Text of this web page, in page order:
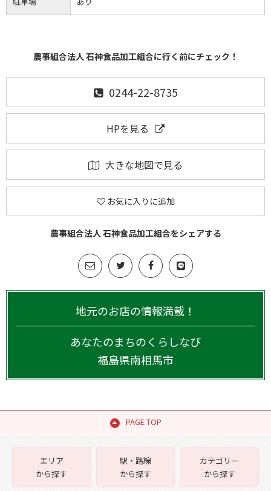
農事組合法人 石神食品加工組合に行く前にチェック！
0244-22-8735
HPを見る
大きな地図で見る
お気に入りに追加
農事組合法人 石神食品加工組合をシェアする
地元のお店の情報満載！
あなたのまちのくらしなび
福島県南相馬市
PAGE TOP
エリア
から探す
駅・路線
から探す
カテゴリー
から探す